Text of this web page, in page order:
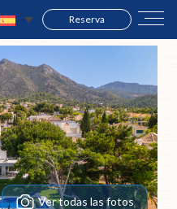
Reserva
Ver todas las fotos